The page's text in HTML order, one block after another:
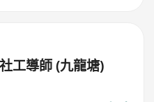
工導師 (九龍塘)